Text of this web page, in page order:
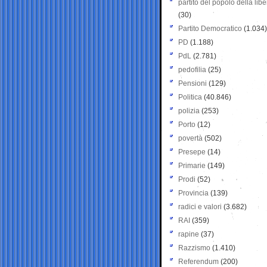
partito del popolo della
(30)
Partito Democratico (1.034)
PD (1.188)
PdL (2.781)
pedofilia (25)
Pensioni (129)
Politica (40.846)
polizia (253)
Porto (12)
povertà (502)
Presepe (14)
Primarie (149)
Prodi (52)
Provincia (139)
radici e valori (3.682)
RAI (359)
rapine (37)
Razzismo (1.410)
Referendum (200)